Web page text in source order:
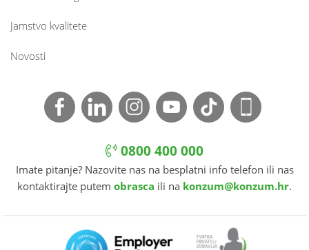
Jamstvo kvalitete
Novosti
0800 400 000
Imate pitanje? Nazovite nas na besplatni info telefon ili nas
kontaktirajte putem obrasca ili na konzum@konzum.hr.